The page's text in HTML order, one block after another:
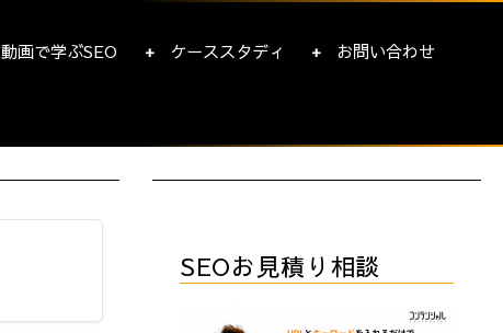
動画で学ぶSEO ケーススタディ お問い合わせ
SEOお見積り相談